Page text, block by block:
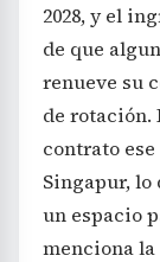
2028, y el
de que
renueve su
de rotación.
contrato
Singapur,
un espacio
menciona la